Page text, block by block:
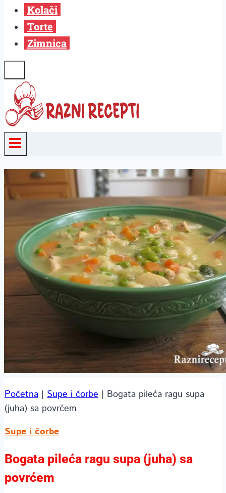
Kolači
Torte
Zimnica
Početna | Supe i čorbe | Bogata pileća ragu supa
(juha) sa povrćem
Supe i čorbe
Bogata pileća ragu supa (juha) sa
povrćem